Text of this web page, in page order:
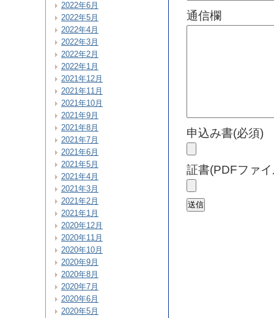
通信欄
申込み書(必須)
証書(PDFファ
2022年6月
2022年5月
2022年4月
2022年3月
2022年2月
2022年1月
2021年12月
2021年11月
2021年10月
2021年9月
2021年8月
2021年7月
2021年6月
2021年5月
2021年4月
2021年3月
2021年2月
2021年1月
2020年12月
2020年11月
2020年10月
2020年9月
2020年8月
2020年7月
2020年6月
2020年5月